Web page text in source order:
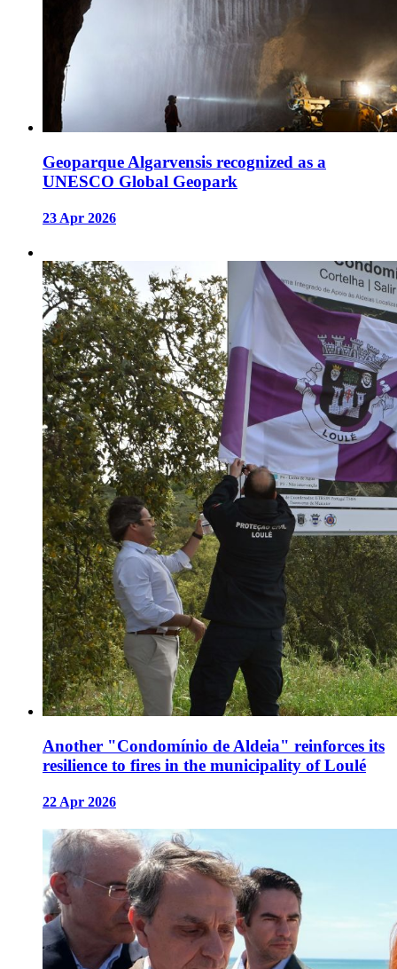
Geoparque Algarvensis recognized as a
UNESCO Global Geopark
23 Apr 2026
Another "Condomínio de Aldeia" reinforces its
resilience to fires in the municipality of Loulé
22 Apr 2026